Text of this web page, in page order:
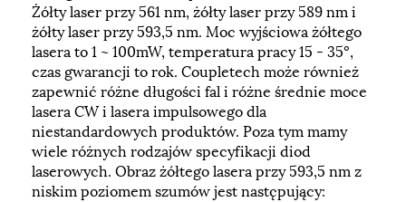
Żółty laser przy 561 nm, żółty laser przy 589 nm i
żółty laser przy 593,5 nm. Moc wyjściowa żółtego
lasera to 1 ~ 100mW, temperatura pracy 15 - 35º,
czas gwarancji to rok. Coupletech może również
zapewnić różne długości fal i różne średnie moce
lasera CW i lasera impulsowego dla
niestandardowych produktów. Poza tym mamy
wiele różnych rodzajów specyfikacji diod
laserowych. Obraz żółtego lasera przy 593,5 nm z
niskim poziomem szumów jest następujący: